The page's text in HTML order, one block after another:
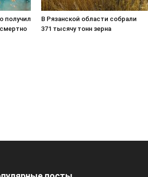
получил
В Рязанской области собрали
371 тысячу тонн зерна